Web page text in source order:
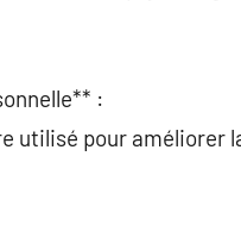
:
utilisé pour